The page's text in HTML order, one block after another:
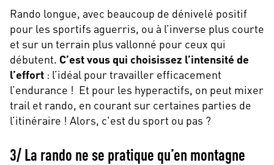
Rando longue, avec beaucoup de dénivelé positif
pour les sportifs aguerris, ou à l’inverse plus courte
et sur un terrain plus vallonné pour ceux qui
débutent. C’est vous qui choisissez l’intensité de
l’effort : l’idéal pour travailler efficacement
l’endurance ! Et pour les hyperactifs, on peut mixer
trail et rando, en courant sur certaines parties de
l’itinéraire ! Alors, c'est du sport ou pas ?
3/ La rando ne se pratique qu’en montagne